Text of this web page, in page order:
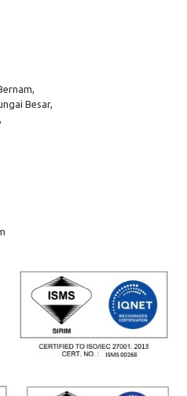
Besar,